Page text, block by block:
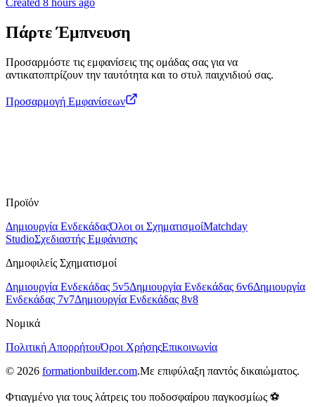
Πάρτε Έμπνευση
Προσαρμόστε τις εμφανίσεις της ομάδας σας για να
αντικατοπτρίζουν την ταυτότητα και το στυλ παιχνιδιού σας.
Προσαρμογή Εμφανίσεων
Προϊόν
Δημιουργία ΕνδεκάδαςΌλοι οι ΣχηματισμοίMatchday
StudioΣχεδιαστής Εμφάνισης
Δημοφιλείς Σχηματισμοί
Δημιουργία Ενδεκάδας 5v5Δημιουργία Ενδεκάδας 6v6Δημιουργία
Ενδεκάδας 7v7Δημιουργία Ενδεκάδας 8v8
Νομικά
Πολιτική ΑπορρήτουΌροι ΧρήσηςΕπικοινωνία
© 2026 formationbuilder.com.Με επιφύλαξη παντός δικαιώματος.
Φτιαγμένο για τους λάτρεις του ποδοσφαίρου παγκοσμίως ⚽